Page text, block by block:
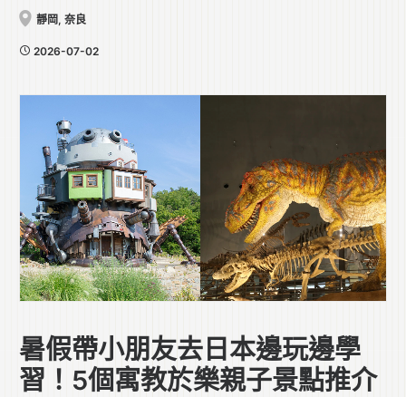
靜岡, 奈良
2026-07-02
暑假帶小朋友去日本邊玩邊學
習！5個寓教於樂親子景點推介